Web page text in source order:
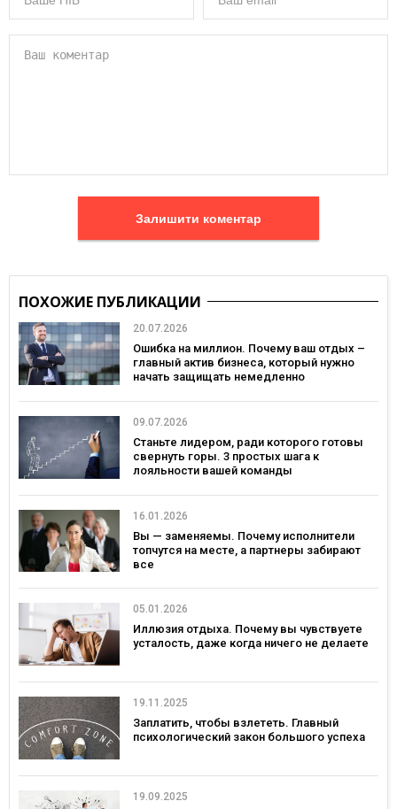
Залишити коментар
ПОХОЖИЕ ПУБЛИКАЦИИ
20.07.2026
Ошибка на миллион. Почему ваш отдых –
главный актив бизнеса, который нужно
начать защищать немедленно
09.07.2026
Станьте лидером, ради которого готовы
свернуть горы. 3 простых шага к
лояльности вашей команды
16.01.2026
Вы — заменяемы. Почему исполнители
топчутся на месте, а партнеры забирают
все
05.01.2026
Иллюзия отдыха. Почему вы чувствуете
усталость, даже когда ничего не делаете
19.11.2025
Заплатить, чтобы взлететь. Главный
психологический закон большого успеха
19.09.2025